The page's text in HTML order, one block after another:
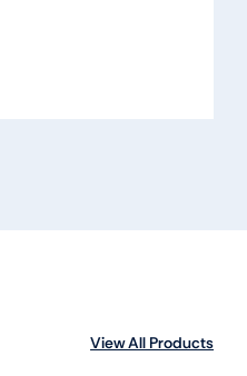
View All Products